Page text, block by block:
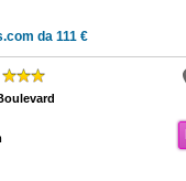
da 111 €